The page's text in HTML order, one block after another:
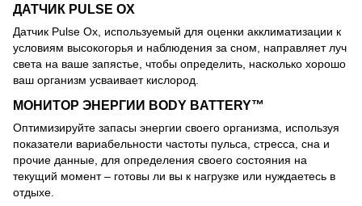
ДАТЧИК PULSE OX
Датчик Pulse Ox, используемый для оценки акклиматизации к
условиям высокогорья и наблюдения за сном, направляет луч
света на ваше запястье, чтобы определить, насколько хорошо
ваш организм усваивает кислород.
МОНИТОР ЭНЕРГИИ BODY BATTERY™
Оптимизируйте запасы энергии своего организма, используя
показатели вариабельности частоты пульса, стресса, сна и
прочие данные, для определения своего состояния на
текущий момент – готовы ли вы к нагрузке или нуждаетесь в
отдыхе.